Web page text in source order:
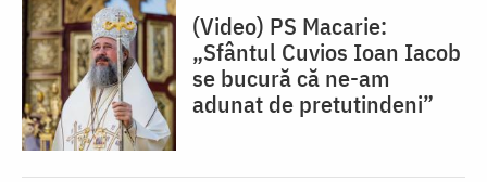
(Video) PS Macarie:
„Sfântul Cuvios Ioan Iacob
se bucură că ne-am
adunat de pretutindeni”